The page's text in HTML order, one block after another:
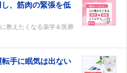
、筋肉の緊張を低
教えたくなる薬学＆医療
手に眠気は出ない